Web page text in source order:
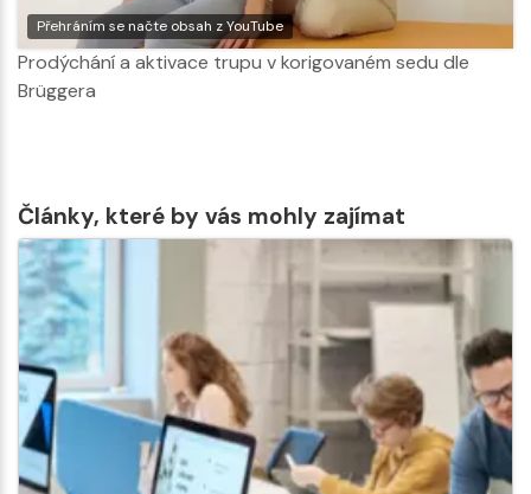
Přehráním se načte obsah z YouTube
Prodýchání a aktivace trupu v korigovaném sedu dle
Brüggera
Články, které by vás mohly zajímat